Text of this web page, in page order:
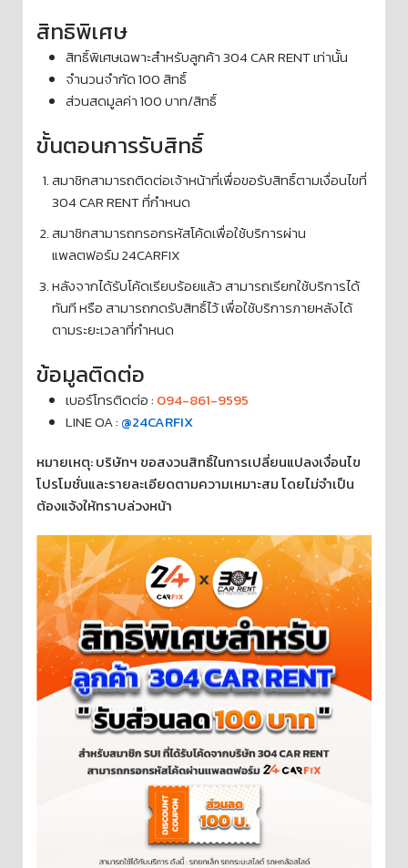
สิทธิพิเศษ
สิทธิ์พิเศษเฉพาะสำหรับลูกค้า 304 CAR RENT เท่านั้น
จำนวนจำกัด 100 สิทธิ์
ส่วนสดมูลค่า 100 บาท/สิทธิ์
ขั้นตอนการรับสิทธิ์
สมาชิกสามารถติดต่อเจ้าหน้าที่เพื่อขอรับสิทธิ์ตามเงื่อนไขที่
304 CAR RENT ที่กำหนด
สมาชิกสามารถกรอกรหัสโค้ดเพื่อใช้บริการผ่าน
แพลตฟอร์ม 24CARFIX
หลังจากได้รับโค้ดเรียบร้อยแล้ว สามารถเรียกใช้บริการได้
ทันที หรือ สามารถกดรับสิทธิ์ไว้ เพื่อใช้บริการภายหลังได้
ตามระยะเวลาที่กำหนด
ข้อมูลติดต่อ
เบอร์โทรติดต่อ : 094-861-9595
LINE OA : @24CARFIX
หมายเหตุ: บริษัทฯ ขอสงวนสิทธิ์ในการเปลี่ยนแปลงเงื่อนไข
โปรโมชั่นและรายละเอียดตามความเหมาะสม โดยไม่จำเป็น
ต้องแจ้งให้ทราบล่วงหน้า